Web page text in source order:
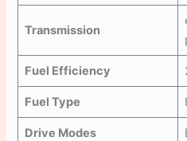
Transmission
Fuel Efficiency
Fuel Type
Drive Modes